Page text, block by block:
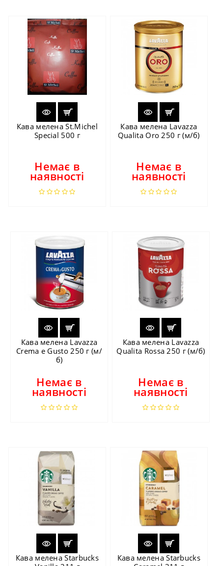
Кава мелена St.Michel
Special 500 г
Немає в
наявності
Кава мелена Lavazza
Qualita Oro 250 г (м/б)
Немає в
наявності
Кава мелена Lavazza
Crema e Gusto 250 г (м/
б)
Немає в
наявності
Кава мелена Lavazza
Qualita Rossa 250 г (м/б)
Немає в
наявності
Кава мелена Starbucks
Кава мелена Starbucks